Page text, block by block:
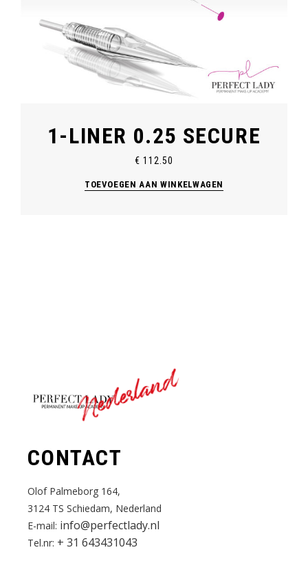
1-LINER 0.25 SECURE
€ 112.50
TOEVOEGEN AAN WINKELWAGEN
Nederland
CONTACT
Olof Palmeborg 164,
3124 TS Schiedam, Nederland
E-mail: info@perfectlady.nl
Tel.nr: + 31 643431043